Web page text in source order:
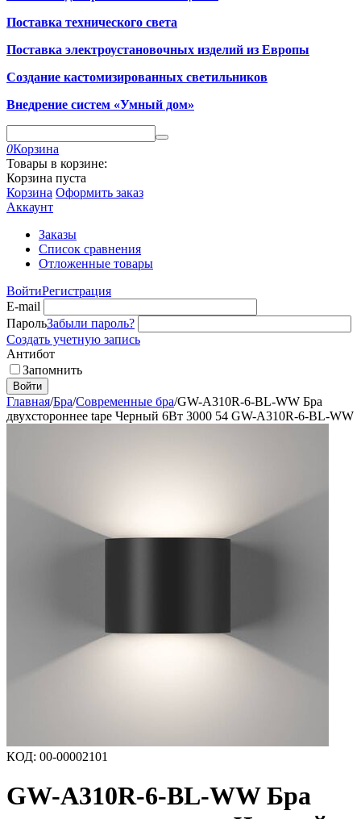
Поставка технического света
Поставка электроустановочных изделий из Европы
Создание кастомизированных светильников
Внедрение систем «Умный дом»
0Корзина
Товары в корзине:
Корзина пуста
Корзина Оформить заказ
Аккаунт
Заказы
Список сравнения
Отложенные товары
ВойтиРегистрация
E-mail
ПарольЗабыли пароль?
Создать учетную запись
Антибот
Запомнить
Войти
Главная/Бра/Современные бра/GW-A310R-6-BL-WW Бра
двухстороннее tape Черный 6Вт 3000 54 GW-A310R-6-BL-WW
КОД: 00-00002101
GW-A310R-6-BL-WW Бра